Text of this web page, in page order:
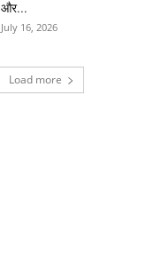
और...
July 16, 2026
Load more